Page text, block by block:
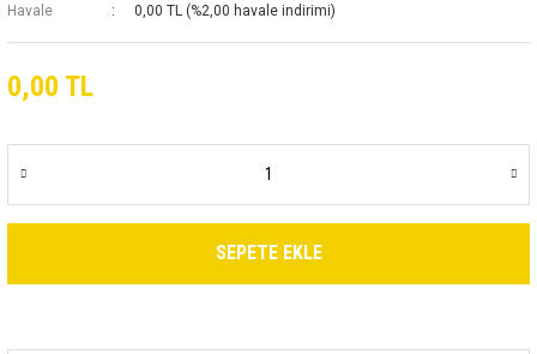
Havale
0,00 TL (%2,00 havale indirimi)
0,00 TL
SEPETE EKLE